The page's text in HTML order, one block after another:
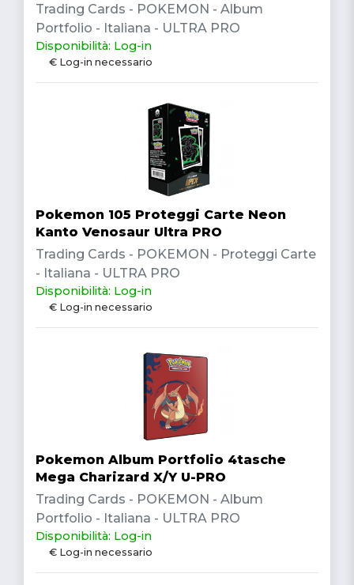
Trading Cards - POKEMON - Album
Portfolio - Italiana - ULTRA PRO
Disponibilità: Log-in
€ Log-in necessario
Pokemon 105 Proteggi Carte Neon
Kanto Venosaur Ultra PRO
Trading Cards - POKEMON - Proteggi Carte
- Italiana - ULTRA PRO
Disponibilità: Log-in
€ Log-in necessario
Pokemon Album Portfolio 4tasche
Mega Charizard X/Y U-PRO
Trading Cards - POKEMON - Album
Portfolio - Italiana - ULTRA PRO
Disponibilità: Log-in
€ Log-in necessario